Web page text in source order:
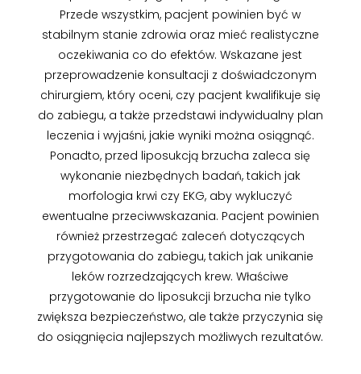
Przede wszystkim, pacjent powinien być w
stabilnym stanie zdrowia oraz mieć realistyczne
oczekiwania co do efektów. Wskazane jest
przeprowadzenie konsultacji z doświadczonym
chirurgiem, który oceni, czy pacjent kwalifikuje się
do zabiegu, a także przedstawi indywidualny plan
leczenia i wyjaśni, jakie wyniki można osiągnąć.
Ponadto, przed liposukcją brzucha zaleca się
wykonanie niezbędnych badań, takich jak
morfologia krwi czy EKG, aby wykluczyć
ewentualne przeciwwskazania. Pacjent powinien
również przestrzegać zaleceń dotyczących
przygotowania do zabiegu, takich jak unikanie
leków rozrzedzających krew. Właściwe
przygotowanie do liposukcji brzucha nie tylko
zwiększa bezpieczeństwo, ale także przyczynia się
do osiągnięcia najlepszych możliwych rezultatów.